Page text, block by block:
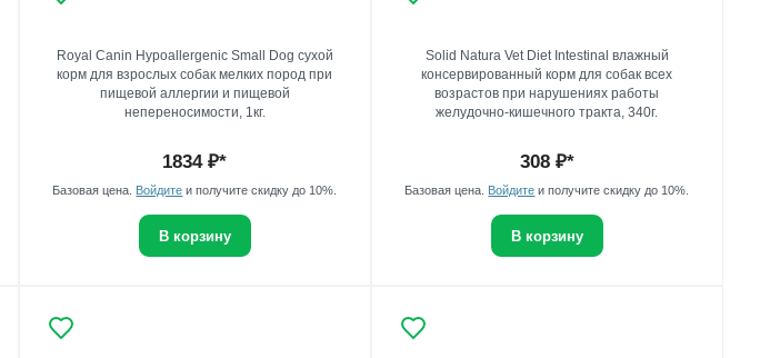
Royal Canin Hypoallergenic Small Dog сухой
корм для взрослых собак мелких пород при
пищевой аллергии и пищевой
непереносимости, 1кг.
1834₽*
Базовая цена. Войдите и получите скидку до 10%.
В корзину
Solid Natura Vet Diet Intestinal влажный
консервированный корм для собак всех
возрастов при нарушениях работы
желудочно-кишечного тракта, 340г.
308₽*
Базовая цена. Войдите и получите скидку до 10%.
В корзину